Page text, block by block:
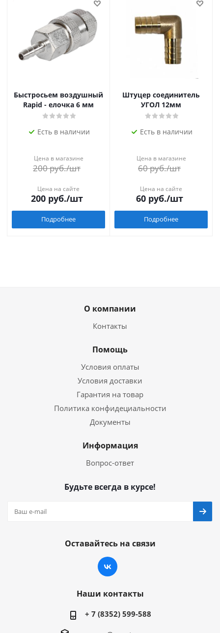
Быстросьем воздушный
Rapid - елочка 6 мм
Есть в наличии
Цена в магазине
200руб./шт
Цена на сайте
200руб./шт
Подробнее
Штуцер соединитель
УГОЛ 12мм
Есть в наличии
Цена в магазине
60руб./шт
Цена на сайте
60руб./шт
Подробнее
О компании
Контакты
Помощь
Условия оплаты
Условия доставки
Гарантия на товар
Политика конфидециальности
Документы
Информация
Вопрос-ответ
Будьте всегда в курсе!
Оставайтесь на связи
Наши контакты
+ 7 (8352) 599-588